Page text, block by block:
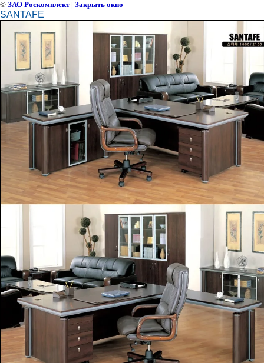
© ЗАО Роскомплект | Закрыть окно
SANTAFE